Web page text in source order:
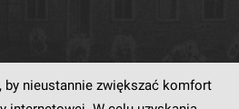
by nieustannie zwiększać komfort